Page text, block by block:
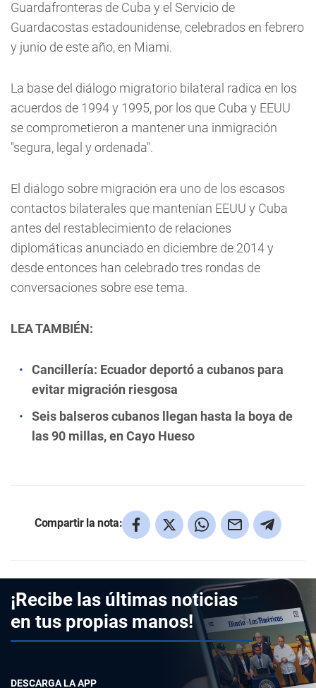
Guardafronteras de Cuba y el Servicio de
Guardacostas estadounidense, celebrados en febrero
y junio de este año, en Miami.
La base del diálogo migratorio bilateral radica en los
acuerdos de 1994 y 1995, por los que Cuba y EEUU
se comprometieron a mantener una inmigración
"segura, legal y ordenada".
El diálogo sobre migración era uno de los escasos
contactos bilaterales que mantenían EEUU y Cuba
antes del restablecimiento de relaciones
diplomáticas anunciado en diciembre de 2014 y
desde entonces han celebrado tres rondas de
conversaciones sobre ese tema.
LEA TAMBIÉN:
Cancillería: Ecuador deportó a cubanos para
evitar migración riesgosa
Seis balseros cubanos llegan hasta la boya de
las 90 millas, en Cayo Hueso
Compartir la nota:
¡Recibe las últimas noticias
en tus propias manos!
DESCARGA LA APP